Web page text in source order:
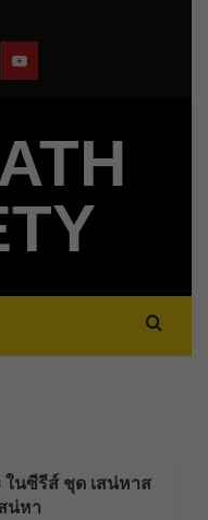
Youtube
นซีรีส์ ชุด เสน่หาส
น่หา